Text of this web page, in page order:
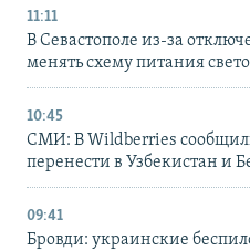
11:11
В Севастополе из-за
менять схему питания
10:45
СМИ: В Wildberries
перенести в Узбекистан и
09:41
Бровди: украинские